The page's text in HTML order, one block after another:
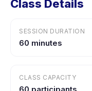
Class Details
SESSION DURATION
60 minutes
CLASS CAPACITY